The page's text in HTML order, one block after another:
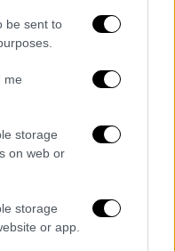
be sent to
me
storage
on web or
storage
or app.
του, Χόρχε